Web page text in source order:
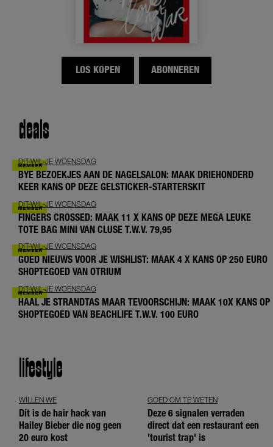
LOS KOPEN ABONNEREN
deals
DIT-WIL-JE WOENSDAG
BYE BEZOEKJES AAN DE NAGELSALON: MAAK DRIEHONDERD
KEER KANS OP DEZE GELSTICKER-STARTERSKIT
DIT-WIL-JE WOENSDAG
FINGERS CROSSED: MAAK 11 X KANS OP DEZE MEGA LEUKE
TOTE BAG MINI VAN CLUSE T.W.V. 79,95
DIT-WIL-JE WOENSDAG
GOED NIEUWS VOOR JE WISHLIST: MAAK 4 X KANS OP 250 EURO
SHOPTEGOED VAN OTRIUM
DIT-WIL-JE WOENSDAG
HAAL JE STRANDTAS MAAR TEVOORSCHIJN: MAAK 10X KANS OP
SHOPTEGOED VAN BEACHLIFE T.W.V. 100 EURO
lifestyle
WILLEN WE
Dít is de hair hack van
Hailey Bieber die nog geen
20 euro kost
GOED OM TE WETEN
Deze 6 signalen verraden
direct dat een restaurant een
'tourist trap' is